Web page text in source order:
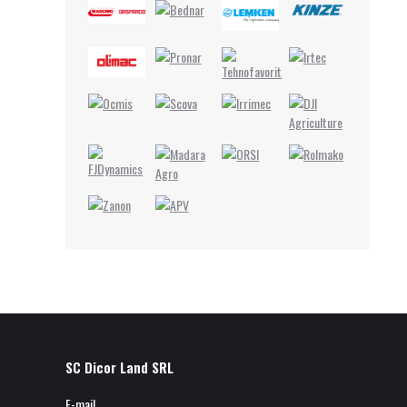
SC Dicor Land SRL